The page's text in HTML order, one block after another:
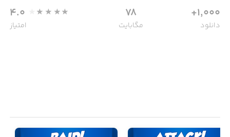
1,000+
دانلود
78
مگابایت
4.0
امتیاز